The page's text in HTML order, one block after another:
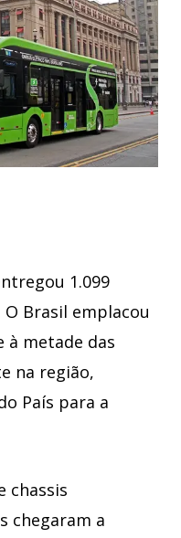
1.099
Brasil emplacou
à metade das
na região,
País para a
chassis
chegaram a